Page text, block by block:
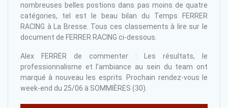
nombreuses belles postions dans pas moins de quatre
catégories, tel est le beau bilan du Temps FERRER
RACING à La Bresse. Tous ces classements à lire sur le
document de FERRER RACING ci-dessous.
Alex FERRER de commenter : Les résultats, le
professionnalisme et l’ambiance au sein du team ont
marqué à nouveau les esprits. Prochain rendez-vous le
week-end du 25/06 à SOMMIÈRES (30).